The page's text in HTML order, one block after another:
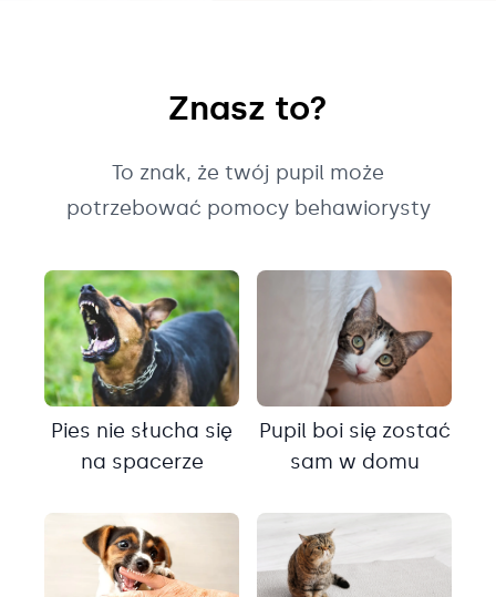
Znasz to?
To znak, że twój pupil może
potrzebować pomocy behawiorysty
Pies nie słucha się
na spacerze
Pupil boi się zostać
sam w domu